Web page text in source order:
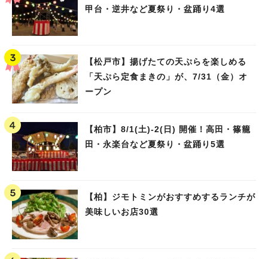
甲台・逆井など夏祭り・盆踊り4選
【松戸市】揚げたての天ぷらを楽しめる
「天ぷら定食まきの」が、7/31（金）オ
ープン
【柏市】8/1(土)‐2(日) 開催！高田・篠籠
田・永楽台など夏祭り・盆踊り5選
【柏】ジモトミンがおすすめするランチが
美味しいお店30選